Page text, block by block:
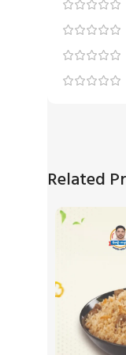
Related